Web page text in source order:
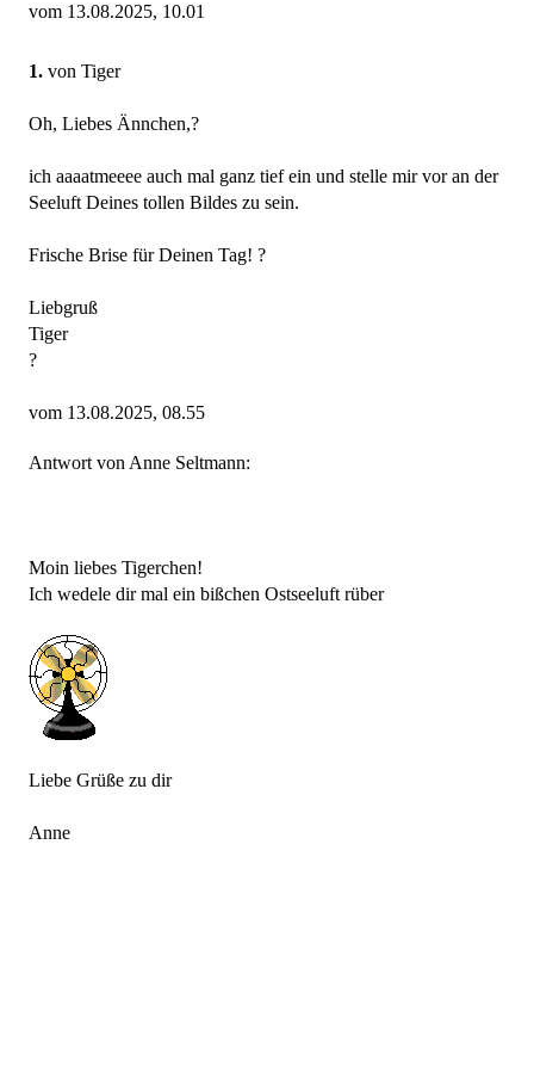
vom 13.08.2025, 10.01
1. von Tiger
Oh, Liebes Ännchen,?
ich aaaatmeeee auch mal ganz tief ein und stelle mir vor an der
Seeluft Deines tollen Bildes zu sein.
Frische Brise für Deinen Tag! ?
Liebgruß
Tiger
?
vom 13.08.2025, 08.55
Antwort von Anne Seltmann:
Moin liebes Tigerchen!
Ich wedele dir mal ein bißchen Ostseeluft rüber
Liebe Grüße zu dir
Anne